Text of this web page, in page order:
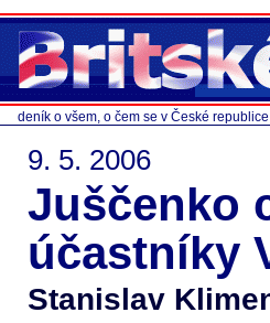
deník o všem, o čem se v České
9. 5. 2006
Juščenko
účastníky
Stanislav